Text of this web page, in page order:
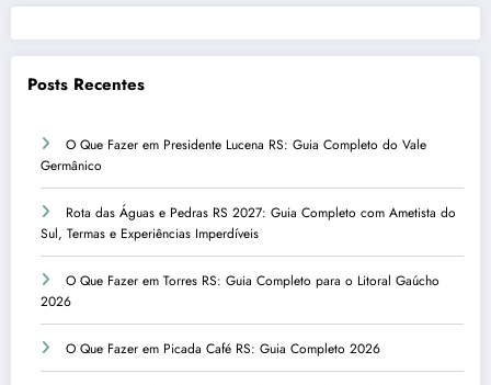
Posts Recentes
O Que Fazer em Presidente Lucena RS: Guia Completo do Vale
Germânico
Rota das Águas e Pedras RS 2027: Guia Completo com Ametista do
Sul, Termas e Experiências Imperdíveis
O Que Fazer em Torres RS: Guia Completo para o Litoral Gaúcho
2026
O Que Fazer em Picada Café RS: Guia Completo 2026